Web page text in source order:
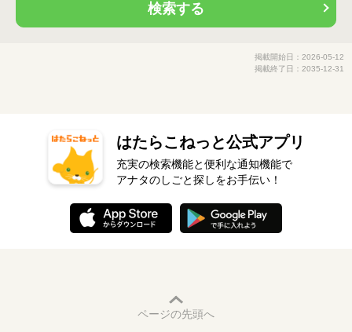
検索する
掲載開始日：2026-05-12
掲載終了日：2035-12-31
はたらこねっと公式アプリ
充実の検索機能と便利な通知機能で
アナタのしごと探しをお手伝い！
ページの先頭へ